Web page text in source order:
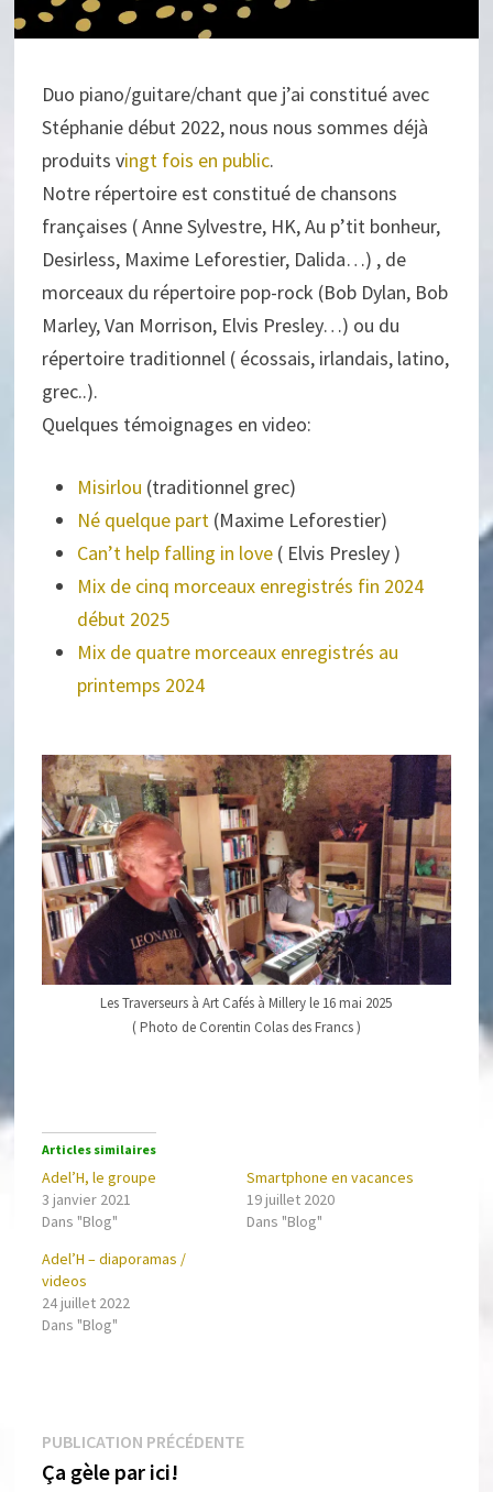
Duo piano/guitare/chant que j’ai constitué avec
Stéphanie début 2022, nous nous sommes déjà
produits vingt fois en public.
Notre répertoire est constitué de chansons
françaises ( Anne Sylvestre, HK, Au p’tit bonheur,
Desirless, Maxime Leforestier, Dalida…) , de
morceaux du répertoire pop-rock (Bob Dylan, Bob
Marley, Van Morrison, Elvis Presley…) ou du
répertoire traditionnel ( écossais, irlandais, latino,
grec..).
Quelques témoignages en video:
Misirlou (traditionnel grec)
Né quelque part (Maxime Leforestier)
Can’t help falling in love ( Elvis Presley )
Mix de cinq morceaux enregistrés fin 2024
début 2025
Mix de quatre morceaux enregistrés au
printemps 2024
Les Traverseurs à Art Cafés à Millery le 16 mai 2025
( Photo de Corentin Colas des Francs )
Articles similaires
Adel’H, le groupe
3 janvier 2021
Dans "Blog"
Smartphone en vacances
19 juillet 2020
Dans "Blog"
Adel’H – diaporamas /
videos
24 juillet 2022
Dans "Blog"
Navigation
de
l’article
PUBLICATION PRÉCÉDENTEPublication
Ça gèle par ici!